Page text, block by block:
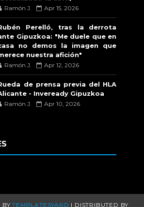
Ramón J. Apr 15, 2026
Perelló, tras la derrota
Gipuzkoa: "Me duele que en
no demos la imagen que
nuestra afición"
Ramón J. Apr 12, 2026
de prensa previa del HLA
- Inveready Gipuzkoa
Ramón J. Apr 10, 2026
BYTEMPLATESYARD | DISTRIBUTED BY